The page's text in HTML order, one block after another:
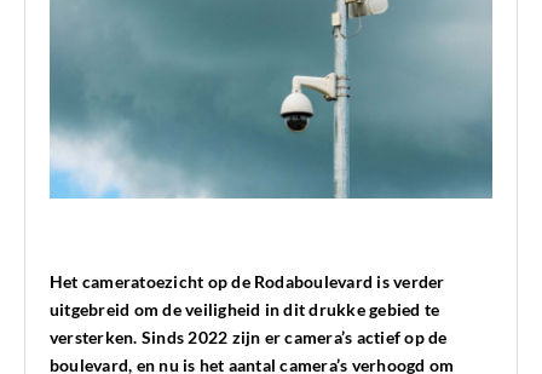
Het cameratoezicht op de Rodaboulevard is verder
uitgebreid om de veiligheid in dit drukke gebied te
versterken. Sinds 2022 zijn er camera’s actief op de
boulevard, en nu is het aantal camera’s verhoogd om